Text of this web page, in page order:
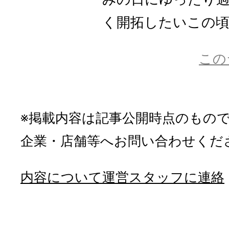
く開拓したいこの
こ
※掲載内容は記事公開時点のもの
企業・店舗等へお問い合わせくだ
内容について運営スタッフに連絡